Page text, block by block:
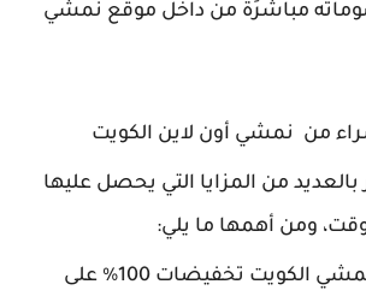
مباشرًة من داخل موقع نمشي
من نمشي أون لاين الكويت
بالعديد من المزايا التي يحصل عليها
ومن أهمها ما يلي:
يقدم متجر نمشي الكويت تخفيضات 100% على